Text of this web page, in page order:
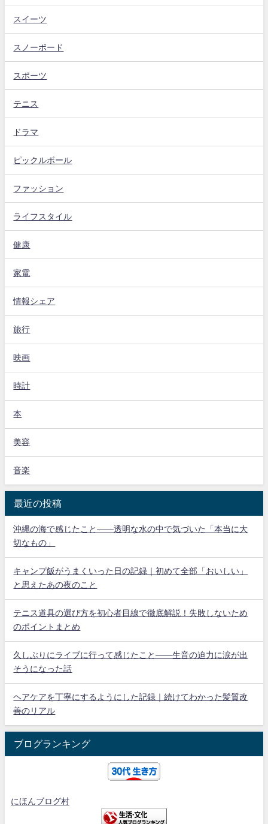
スイーツ
スノーボード
スポーツ
テニス
ドラマ
ピックルボール
ファッション
ライフスタイル
健康
家電
情報シェア
旅行
映画
時計
本
美容
音楽
最近の投稿
沖縄の海で感じたこと——透明な水の中で気づいた「本当に大
切なもの」
キャンプ飯がうまくいった日の記録｜初めて全部「おいしい」
と思えたあの夜のこと
テニス道具の選び方を初心者目線で徹底解説！失敗しないため
のポイントまとめ
久しぶりにライブに行って感じたこと——生音の迫力に涙が出
そうになった話
ヘアケアを丁寧にするようにした記録｜続けてわかった髪質改
善のリアル
ブログランキング
にほんブログ村